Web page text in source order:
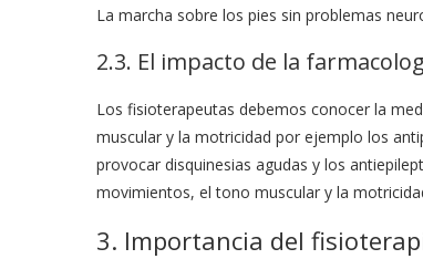
La marcha sobre los pies sin problemas
2.3. El impacto de la
Los fisioterapeutas debemos conocer la
muscular y la motricidad por ejemplo los
provocar disquinesias agudas y los
movimientos, el tono muscular y la
3. Importancia del